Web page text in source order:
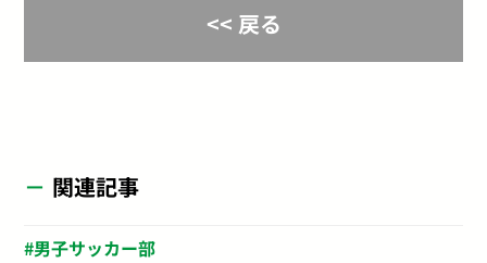
<< 戻る
関連記事
男子サッカー部